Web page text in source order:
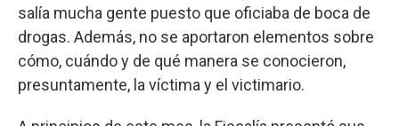
salía mucha gente puesto que oficiaba de boca de
drogas. Además, no se aportaron elementos sobre
cómo, cuándo y de qué manera se conocieron,
presuntamente, la víctima y el victimario.